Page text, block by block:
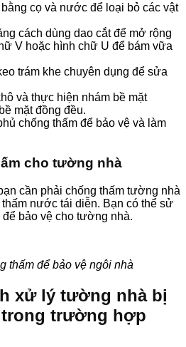
cọ và nước để loại bỏ các vật
cách dùng dao cắt để mở rộng
V hoặc hình chữ U để bám vữa
trám khe chuyên dụng để sửa
và thực hiện nhám bề mặt
mặt đồng đều.
chống thấm để bảo vệ và làm
cho tường nhà
cần phải chống thấm tường nhà
nước tái diễn. Bạn có thể sử
bảo vệ cho tường nhà.
thấm để bảo vệ ngôi nhà
xử lý tường nhà bị
trường hợp